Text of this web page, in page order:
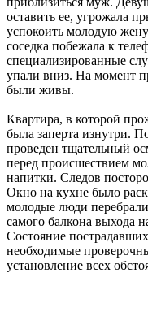
оставить ее, угрожала
успокоить молодую
соседка побежала к
специализированные
упали вниз. На момент
были живы.
Квартира, в которой
была заперта изнутри.
проведен тщательный
перед происшествием
напитки. Следов
Окно на кухне было
молодые люди
самого балкона выхода
Состояние
необходимые
установление всех